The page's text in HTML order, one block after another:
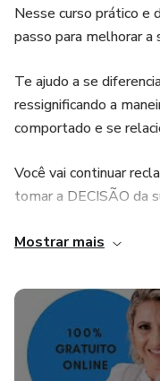
Nesse curso prático e
passo para melhorar a
Te ajudo a se
ressignificando a
comportado e se
Você vai continuar
tomar a DECISÃO da
A gente sabe, a cada
Se você está a
trabalho atual...
Mostrar mais